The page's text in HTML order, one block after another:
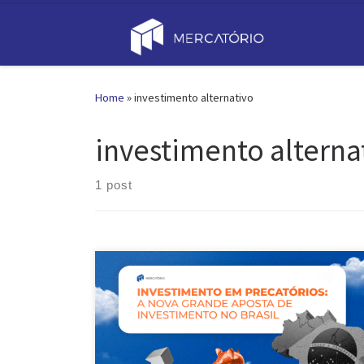
Home »investimento alternativo
investimento
1 post
Investimento em precatórios é uma possibilidade de
alocar capital que tem ganhado muita popularidade
nos últimos tempos no Brasil. No entanto, muitas
pessoas não sabem do que se trata esse
investimento, nem como ele pode trazer uma